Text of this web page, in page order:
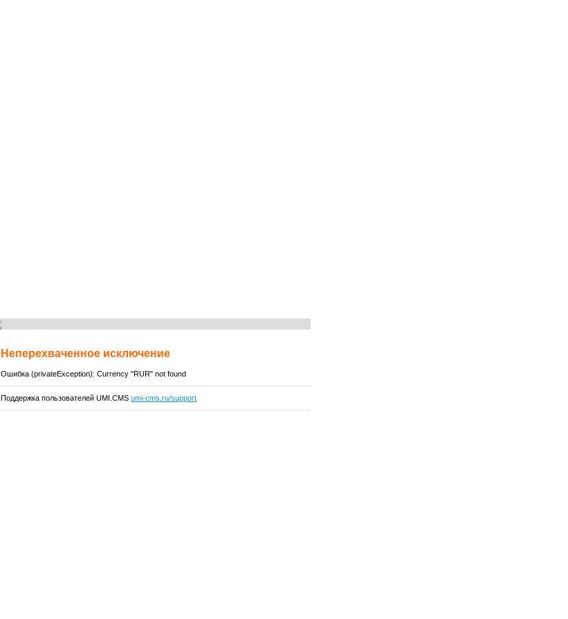
Неперехваченное исключение
Ошибка (privateException): Currency "RUR" not found
Поддержка пользователей UMI.CMS umi-cms.ru/support